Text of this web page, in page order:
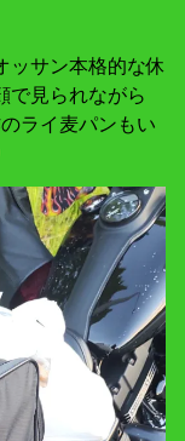
ッサン本格的な休
で見られながら
ライ麦パンもい